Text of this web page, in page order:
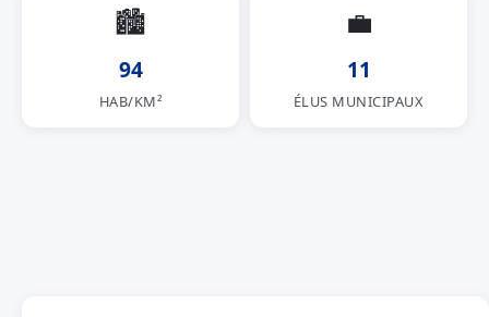
🏙
94
HAB/KM²
💼
11
ÉLUS MUNICIPAUX